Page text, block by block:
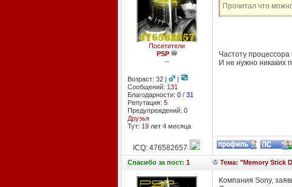
Посетители
PSP
--
Возраст: 32 |
|
Сообщений: 131
Благодарности: 0/ 31
Репутация: 5
Предупреждений: 0
Друзья
Тут: 19 лет 4 месяцa
Прочитал что
Частоту
И не нужно никаких
ICQ: 476582657
Спасибоза пост: 1 Тема: "Memory Stick
Компания Sony,